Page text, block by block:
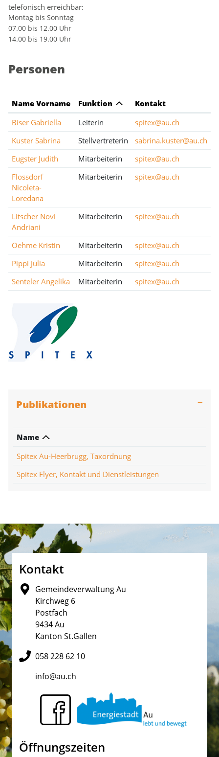
telefonisch erreichbar:
Montag bis Sonntag
07.00 bis 12.00 Uhr
14.00 bis 19.00 Uhr
Personen
Name Vorname Funktion
Kontakt
Biser Gabriella
Leiterin
spitex@au.ch
Kuster Sabrina
Stellvertreterin
sabrina.kuster@au.ch
Eugster Judith
Mitarbeiterin
spitex@au.ch
Flossdorf
Nicoleta-
Loredana
Mitarbeiterin spitex@au.ch
Litscher Novi
Andriani
Mitarbeiterin spitex@au.ch
Oehme Kristin Mitarbeiterin
spitex@au.ch
Pippi Julia
Mitarbeiterin
spitex@au.ch
Senteler Angelika
Mitarbeiterin spitex@au.ch
Publikationen
Name
Spitex Au-Heerbrugg, Taxordnung
Spitex Flyer, Kontakt und Dienstleistungen
Fusszeile
Kontakt
Gemeindeverwaltung Au
Kirchweg 6
Postfach
9434 Au
Kanton St.Gallen
058 228 62 10
info@au.ch
Öffnungszeiten